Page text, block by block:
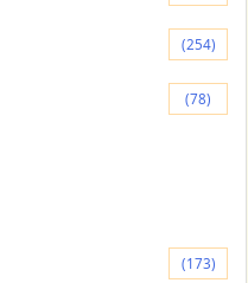
(254)
(78)
(173)